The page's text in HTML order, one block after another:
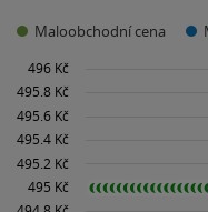
Maloobchodní cena